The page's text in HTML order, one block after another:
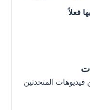
فعلاً
ألف من فيديوهات المتحدثين